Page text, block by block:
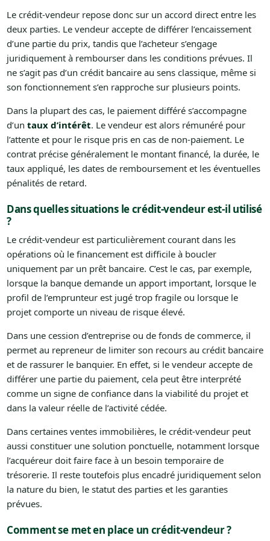
Le crédit-vendeur repose donc sur un accord direct entre les
deux parties. Le vendeur accepte de différer l’encaissement
d’une partie du prix, tandis que l’acheteur s’engage
juridiquement à rembourser dans les conditions prévues. Il
ne s’agit pas d’un crédit bancaire au sens classique, même si
son fonctionnement s’en rapproche sur plusieurs points.
Dans la plupart des cas, le paiement différé s’accompagne
d’un taux d’intérêt. Le vendeur est alors rémunéré pour
l’attente et pour le risque pris en cas de non-paiement. Le
contrat précise généralement le montant financé, la durée, le
taux appliqué, les dates de remboursement et les éventuelles
pénalités de retard.
Dans quelles situations le crédit-vendeur est-il utilisé
?
Le crédit-vendeur est particulièrement courant dans les
opérations où le financement est difficile à boucler
uniquement par un prêt bancaire. C’est le cas, par exemple,
lorsque la banque demande un apport important, lorsque le
profil de l’emprunteur est jugé trop fragile ou lorsque le
projet comporte un niveau de risque élevé.
Dans une cession d’entreprise ou de fonds de commerce, il
permet au repreneur de limiter son recours au crédit bancaire
et de rassurer le banquier. En effet, si le vendeur accepte de
différer une partie du paiement, cela peut être interprété
comme un signe de confiance dans la viabilité du projet et
dans la valeur réelle de l’activité cédée.
Dans certaines ventes immobilières, le crédit-vendeur peut
aussi constituer une solution ponctuelle, notamment lorsque
l’acquéreur doit faire face à un besoin temporaire de
trésorerie. Il reste toutefois plus encadré juridiquement selon
la nature du bien, le statut des parties et les garanties
prévues.
Comment se met en place un crédit-vendeur ?